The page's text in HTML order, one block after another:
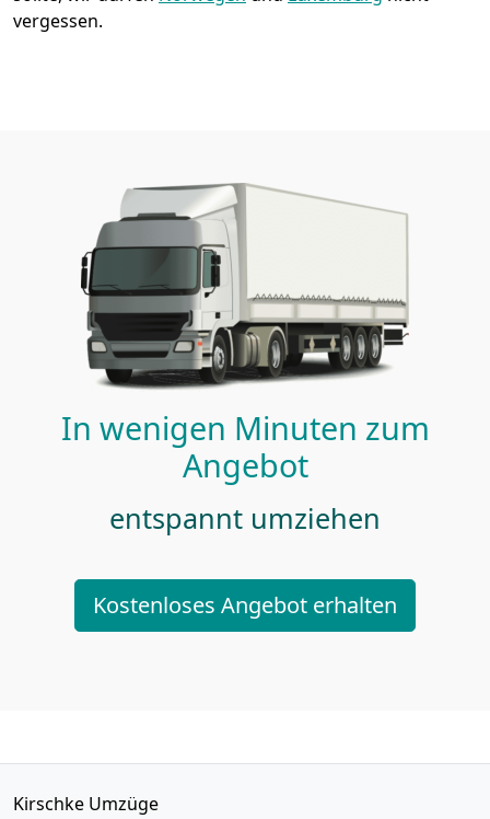
vergessen.
In wenigen Minuten zum
Angebot
entspannt umziehen
Kostenloses Angebot erhalten
Kirschke Umzüge